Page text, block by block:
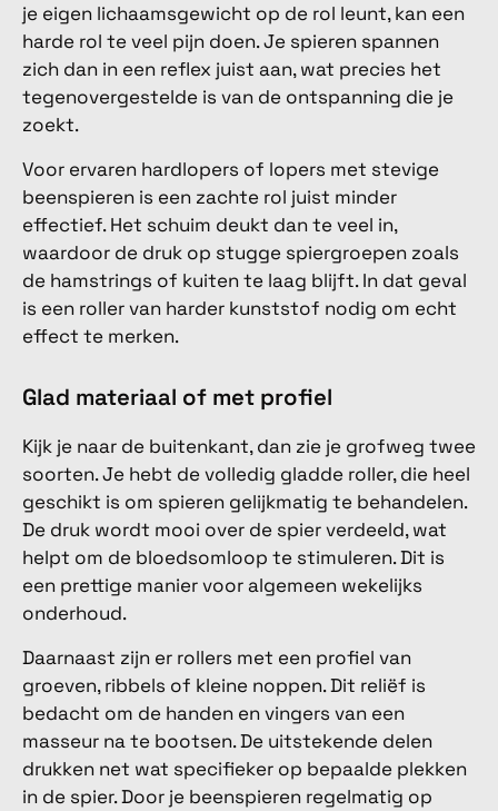
je eigen lichaamsgewicht op de rol leunt, kan een
harde rol te veel pijn doen. Je spieren spannen
zich dan in een reflex juist aan, wat precies het
tegenovergestelde is van de ontspanning die je
zoekt.
Voor ervaren hardlopers of lopers met stevige
beenspieren is een zachte rol juist minder
effectief. Het schuim deukt dan te veel in,
waardoor de druk op stugge spiergroepen zoals
de hamstrings of kuiten te laag blijft. In dat geval
is een roller van harder kunststof nodig om echt
effect te merken.
Glad materiaal of met profiel
Kijk je naar de buitenkant, dan zie je grofweg twee
soorten. Je hebt de volledig gladde roller, die heel
geschikt is om spieren gelijkmatig te behandelen.
De druk wordt mooi over de spier verdeeld, wat
helpt om de bloedsomloop te stimuleren. Dit is
een prettige manier voor algemeen wekelijks
onderhoud.
Daarnaast zijn er rollers met een profiel van
groeven, ribbels of kleine noppen. Dit reliëf is
bedacht om de handen en vingers van een
masseur na te bootsen. De uitstekende delen
drukken net wat specifieker op bepaalde plekken
in de spier. Door je beenspieren regelmatig op